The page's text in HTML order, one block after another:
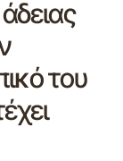
του